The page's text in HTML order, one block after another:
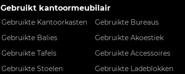
Gebruikt kantoormeubilair
Gebruikte Kantoorkasten
Gebruikte Bureaus
Gebruikte Balies
Gebruikte Akoestiek
Gebruikte Tafels
Gebruikte Accessoires
Gebruikte Stoelen
Gebruikte Ladeblokken